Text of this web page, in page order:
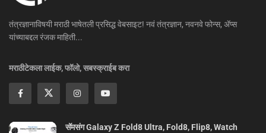
तंत्रज्ञानाविषयी मराठी भाषेतली प्रसिद्ध वेबसाइट! नवं तंत्रज्ञान, नवनवे फोन्स, ॲप्स
यांच्याबद्दल रंजक माहिती...
मराठीटेकला लाईक, फॉलो, सबस्क्राईब करा
सॅमसंग Galaxy Z Fold8 Ultra, Fold8, Flip8, Watch